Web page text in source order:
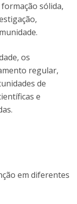
sólida,
os
regular,
de
e
em diferentes